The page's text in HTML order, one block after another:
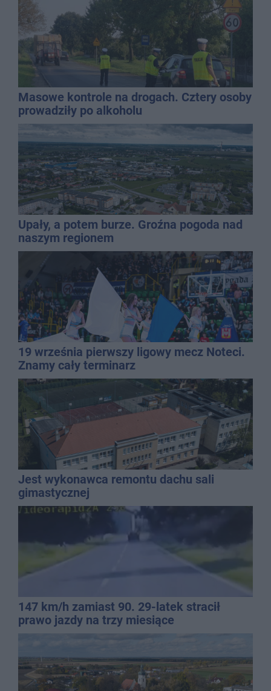
Masowe kontrole na drogach. Cztery osoby
prowadziły po alkoholu
Upały, a potem burze. Groźna pogoda nad
naszym regionem
19 września pierwszy ligowy mecz Noteci.
Znamy cały terminarz
Jest wykonawca remontu dachu sali
gimastycznej
147 km/h zamiast 90. 29-latek stracił
prawo jazdy na trzy miesiące